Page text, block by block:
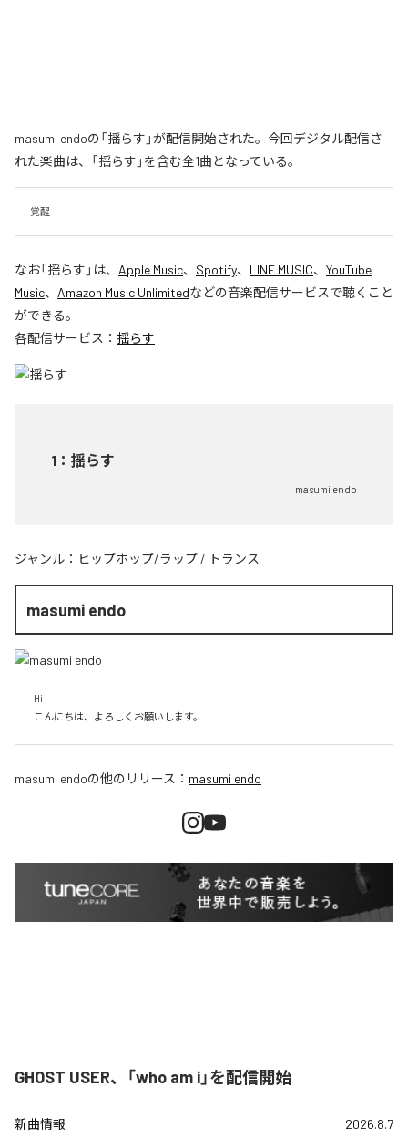
masumi endoの「揺らす」が配信開始された。今回デジタル配信さ
れた楽曲は、「揺らす」を含む全1曲となっている。
覚醒
なお「揺らす 」は、 Apple Music、 Spotify、 LINE MUSIC、 YouTube
Music、 Amazon Music Unlimitedなどの音楽配信サービスで聴くこと
ができる。
各配信サービス： 揺らす
1 ： 揺らす
masumi endo
ジャンル： ヒップホップ/ラップ / トランス
masumi endo
Hi
こんにちは、よろしくお願いします。
masumi endoの他のリリース： masumi endo
GHOST USER、「who am i」を配信開始
新曲情報 2026.8.7